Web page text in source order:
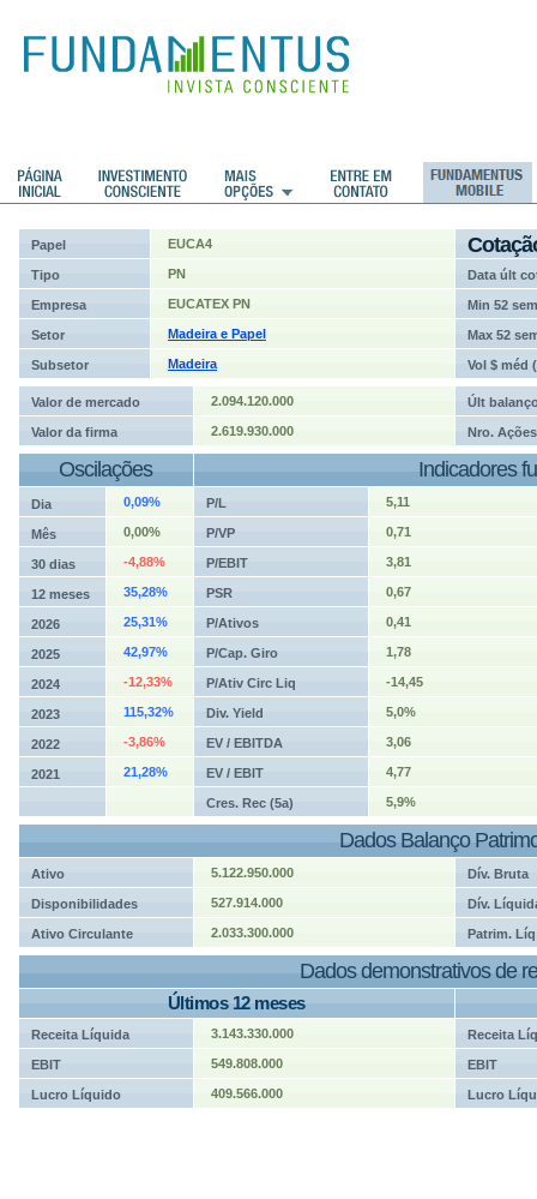
Papel EUCA4
Tipo PN Data últ
Empresa EUCATEX PN Min 52 sem
Setor Madeira e Papel Max 52
Subsetor Madeira Vol $ méd
Valor de mercado 2.094.120.000 Últ
Valor da firma 2.619.930.000 Nro. Ações
Oscilações Indicadores
Dia 0,09% P/L 5,11
Mês 0,00% P/VP 0,71
30 dias -4,88% P/EBIT 3,81
12 meses 35,28% PSR 0,67
2026 25,31% P/Ativos 0,41
2025 42,97% P/Cap. Giro 1,78
2024 -12,33% P/Ativ Circ Liq -14,45
2023 115,32% Div. Yield 5,0%
2022 -3,86% EV / EBITDA 3,06
2021 21,28% EV / EBIT 4,77
Cres. Rec (5a) 5,9%
Dados Balanço
Ativo 5.122.950.000 Dív. Bruta
Disponibilidades 527.914.000 Dív.
Ativo Circulante 2.033.300.000 Patrim. Líq
Dados demonstrativos de
Últimos 12 meses
Receita Líquida 3.143.330.000 Receita
EBIT 549.808.000 EBIT
Lucro Líquido 409.566.000 Lucro